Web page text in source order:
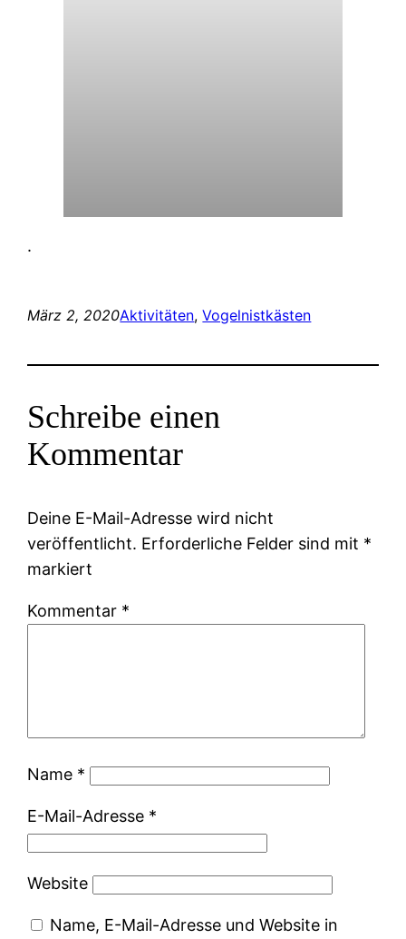
.
März 2, 2020Aktivitäten, Vogelnistkästen
Schreibe einen
Kommentar
Deine E-Mail-Adresse wird nicht
veröffentlicht. Erforderliche Felder sind mit *
markiert
Kommentar *
Name *
E-Mail-Adresse *
Website
Name, E-Mail-Adresse und Website in